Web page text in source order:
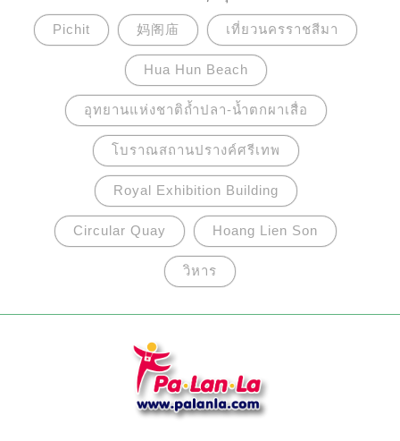
Pichit 妈阁庙 เที่ยวนครราชสีมา
Hua Hun Beach
อุทยานแห่งชาติถ้ำปลา-น้ำตกผาเสื่อ
โบราณสถานปรางค์ศรีเทพ
Royal Exhibition Building
Circular Quay Hoang Lien Son
วิหาร